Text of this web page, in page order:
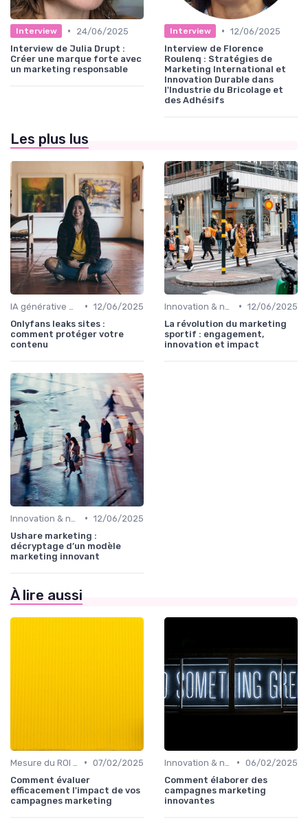
Interview •
24/06/2025
Interview de Julia Drupt :
Créer une marque forte avec
un marketing responsable
Interview • 12/06/2025
Interview de Florence
Roulenq : Stratégies de
Marketing International et
Innovation Durable dans
l'Industrie du Bricolage et
des Adhésifs
Les plus lus
• 12/06/2025
Onlyfans leaks sites :
comment protéger votre
contenu
• 12/06/2025
La révolution du marketing
sportif : engagement,
innovation et impact
• 12/06/2025
Ushare marketing :
décryptage d’un modèle
marketing innovant
À lire aussi
• 07/02/2025
Comment évaluer
efficacement l'impact de vos
campagnes marketing
• 06/02/2025
Comment élaborer des
campagnes marketing
innovantes